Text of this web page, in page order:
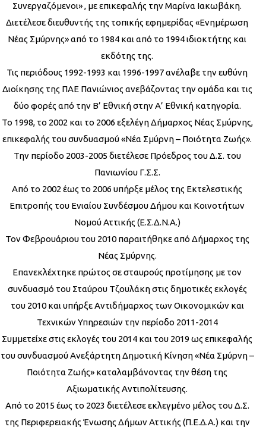
Συνεργαζόμενοι» , με επικεφαλής την Μαρίνα Ιακωβάκη.
Διετέλεσε διευθυντής της τοπικής εφημερίδας «Ενημέρωση
Νέας Σμύρνης» από το 1984 και από το 1994 ιδιοκτήτης και
εκδότης της.
Τις περιόδους 1992-1993 και 1996-1997 ανέλαβε την ευθύνη
Διοίκησης της ΠΑΕ Πανιώνιος ανεβάζοντας την ομάδα και τις
δύο φορές από την Β’ Εθνική στην Α’ Εθνική κατηγορία.
Το 1998, το 2002 και το 2006 εξελέγη Δήμαρχος Νέας Σμύρνης,
επικεφαλής του συνδυασμού «Νέα Σμύρνη – Ποιότητα Ζωής».
Την περίοδο 2003-2005 διετέλεσε Πρόεδρος του Δ.Σ. του
Πανιωνίου Γ.Σ.Σ.
Από το 2002 έως το 2006 υπήρξε μέλος της Εκτελεστικής
Επιτροπής του Ενιαίου Συνδέσμου Δήμου και Κοινοτήτων
Νομού Αττικής (Ε.Σ.Δ.Ν.Α.)
Τον Φεβρουάριου του 2010 παραιτήθηκε από Δήμαρχος της
Νέας Σμύρνης.
Επανεκλέχτηκε πρώτος σε σταυρούς προτίμησης με τον
συνδυασμό του Σταύρου Τζουλάκη στις δημοτικές εκλογές
του 2010 και υπήρξε Αντιδήμαρχος των Οικονομικών και
Τεχνικών Υπηρεσιών την περίοδο 2011-2014
Συμμετείχε στις εκλογές του 2014 και του 2019 ως επικεφαλής
του συνδυασμού Ανεξάρτητη Δημοτική Κίνηση «Νέα Σμύρνη –
Ποιότητα Ζωής» καταλαμβάνοντας την θέση της
Αξιωματικής Αντιπολίτευσης.
Από το 2015 έως το 2023 διετέλεσε εκλεγμένο μέλος του Δ.Σ.
της Περιφερειακής Ένωσης Δήμων Αττικής (Π.Ε.Δ.Α.) και την